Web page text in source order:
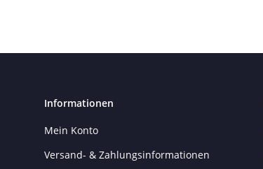
Informationen
Mein Konto
Versand- & Zahlungsinformationen